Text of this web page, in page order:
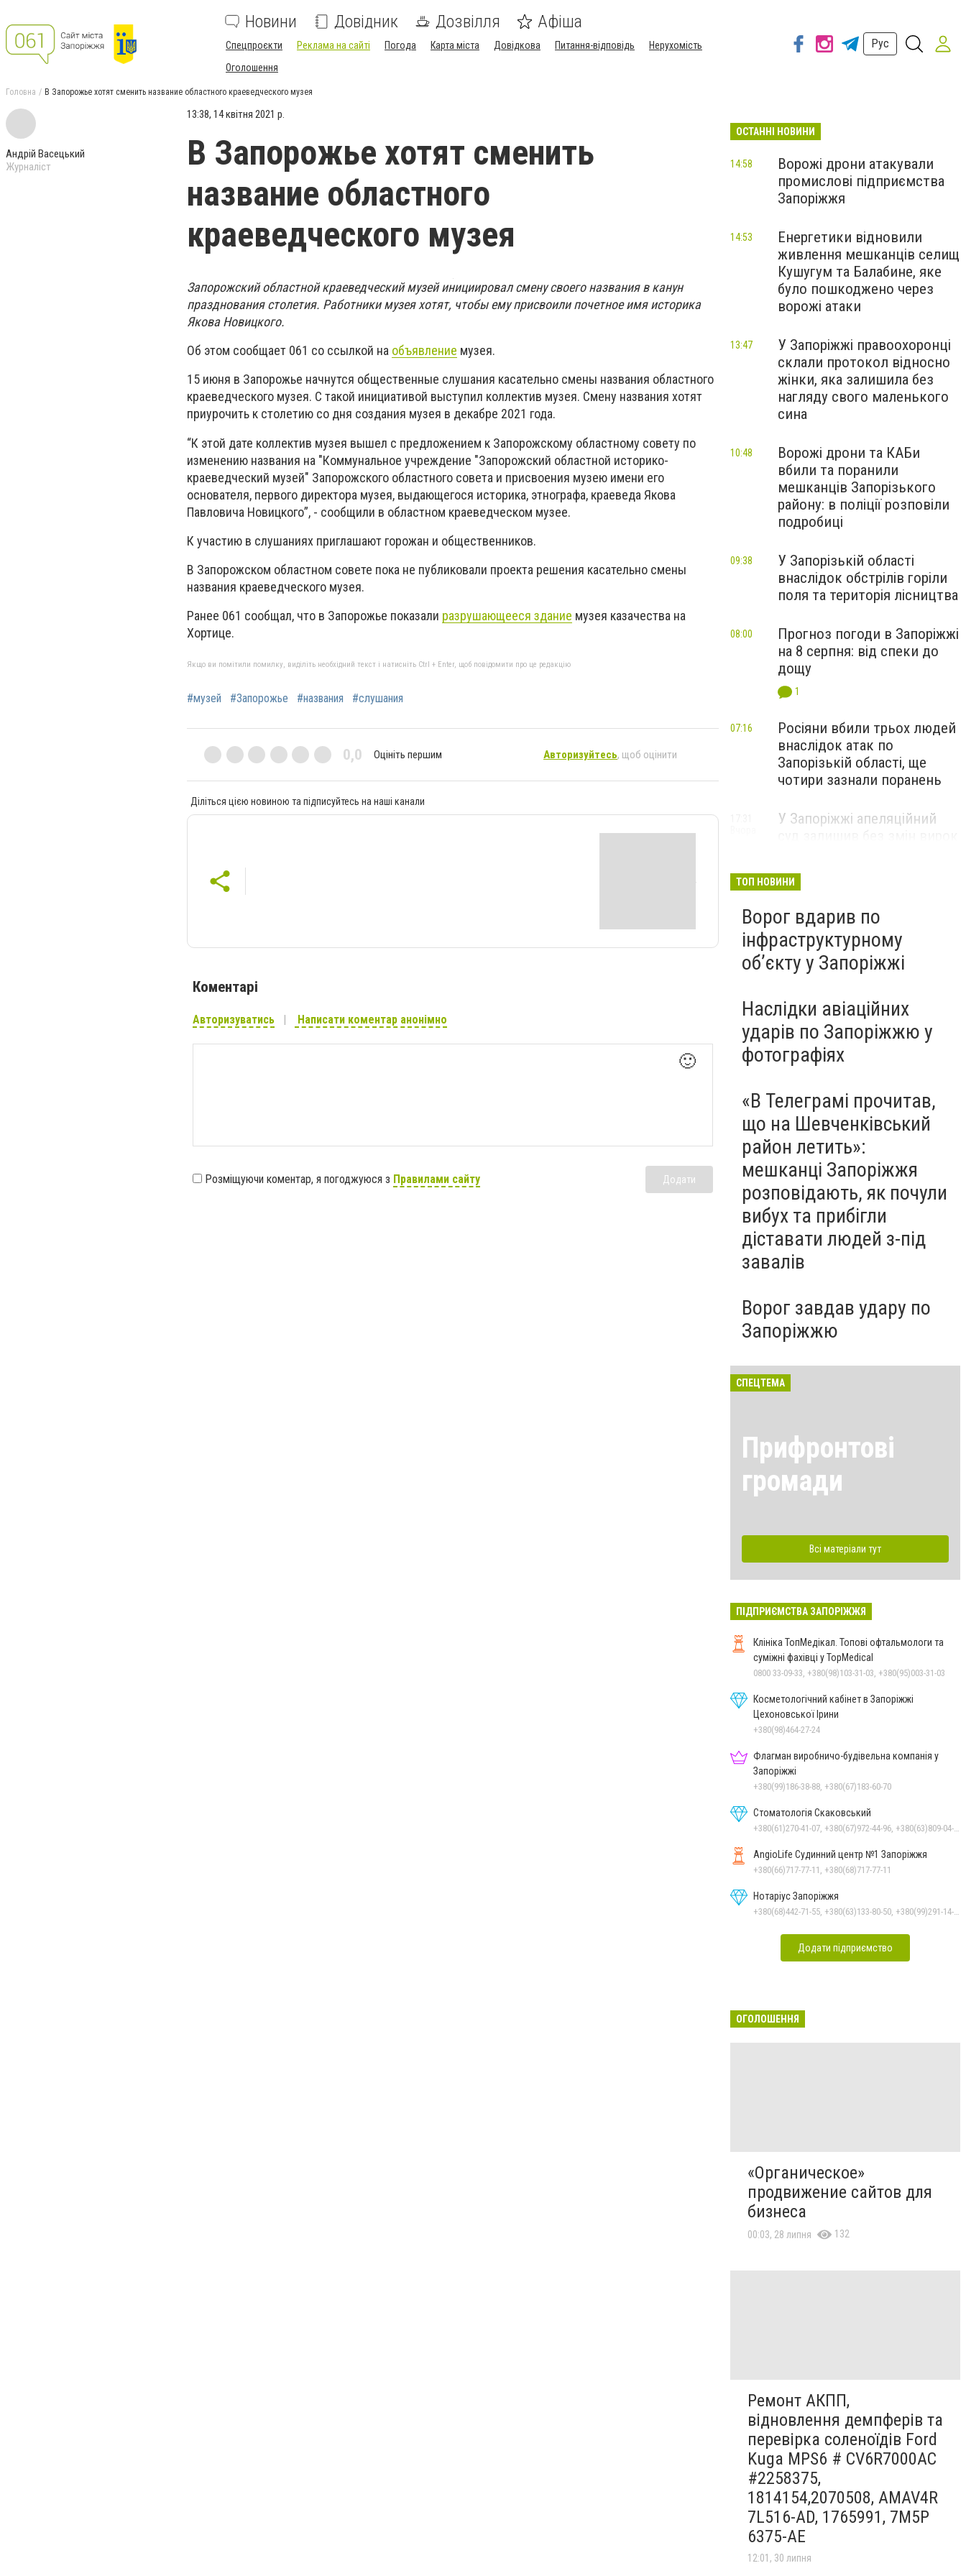
Новини Довідник Дозвілля Афіша
Спецпроєкти Реклама на сайті Погода Карта міста Довідкова Питання-відповідь
Нерухомість
Оголошення
Рус
Головна В Запорожье хотят сменить название областного краеведческого музея
Андрій Васецький
Журналіст
13:38, 14 квітня 2021 р.
В Запорожье хотят сменить
название областного
краеведческого музея
Запорожский областной краеведческий музей инициировал смену своего названия в канун
празднования столетия. Работники музея хотят, чтобы ему присвоили почетное имя историка
Якова Новицкого.
Об этом сообщает 061 со ссылкой на объявление музея.
15 июня в Запорожье начнутся общественные слушания касательно смены названия областного
краеведческого музея. С такой инициативой выступил коллектив музея. Смену названия хотят
приурочить к столетию со дня создания музея в декабре 2021 года.
“К этой дате коллектив музея вышел с предложением к Запорожскому областному совету по
изменению названия на "Коммунальное учреждение "Запорожский областной историко-
краеведческий музей" Запорожского областного совета и присвоения музею имени его
основателя, первого директора музея, выдающегося историка, этнографа, краеведа Якова
Павловича Новицкого”, - сообщили в областном краеведческом музее.
К участию в слушаниях приглашают горожан и общественников.
В Запорожском областном совете пока не публиковали проекта решения касательно смены
названия краеведческого музея.
Ранее 061 сообщал, что в Запорожье показали разрушающееся здание музея казачества на
Хортице.
Якщо ви помітили помилку, виділіть необхідний текст і натисніть Ctrl + Enter, щоб повідомити про це редакцію
#музей #Запорожье #названия #слушания
0,0 Оцініть першим Авторизуйтесь, щоб оцінити
Діліться цією новиною та підписуйтесь на наші канали
Коментарі
Авторизуватись Написати коментар анонімно
🙂
Розміщуючи коментар, я погоджуюся з Правилами сайту Додати
ОСТАННІ НОВИНИ
Ворожі дрони атакували
промислові підприємства
Запоріжжя
14:58
Енергетики відновили
живлення мешканців селищ
Кушугум та Балабине, яке
було пошкоджено через
ворожі атаки
14:53
У Запоріжжі правоохоронці
склали протокол відносно
жінки, яка залишила без
нагляду свого маленького
сина
13:47
Ворожі дрони та КАБи
вбили та поранили
мешканців Запорізького
району: в поліції розповіли
подробиці
10:48
У Запорізькій області
внаслідок обстрілів горіли
поля та територія лісництва
09:38
Прогноз погоди в Запоріжжі
на 8 серпня: від спеки до
дощу
1
08:00
Росіяни вбили трьох людей
внаслідок атак по
Запорізькій області, ще
чотири зазнали поранень
07:16
У Запоріжжі апеляційний
зґвалтування двох
малолітніх падчерок
ТОП НОВИНИ
Ворог вдарив по
інфраструктурному
обʼєкту у Запоріжжі
Наслідки авіаційних
ударів по Запоріжжю у
фотографіях
«В Телеграмі прочитав,
що на Шевченківський
район летить»:
мешканці Запоріжжя
розповідають, як почули
вибух та прибігли
діставати людей з-під
завалів
Ворог завдав удару по
Запоріжжю
СПЕЦТЕМА
Прифронтові
громади
Всі матеріали тут
ПІДПРИЄМСТВА ЗАПОРІЖЖЯ
Клініка ТопМедікал. Топові офтальмологи та
суміжні фахівці у TopMedical
0800 33-09-33, +380(98)103-31-03, +380(95)003-31-03
Косметологічний кабінет в Запоріжжі
Цехоновської Ірини
+380(98)464-27-24
Флагман виробничо-будівельна компанія у
Запоріжжі
+380(99)186-38-88, +380(67)183-60-70
Стоматологія Скаковський
AngioLife Судинний центр №1 Запоріжжя
+380(66)717-77-11, +380(68)717-77-11
Нотаріус Запоріжжя
Додати підприємство
ОГОЛОШЕННЯ
«Органическое»
продвижение сайтов для
бизнеса
00:03, 28 липня 132
Ремонт АКПП,
відновлення демпферів та
перевірка соленоїдів Ford
Kuga MPS6 # CV6R7000AC
#2258375,
1814154,2070508, AMAV4R
7L516-AD, 1765991, 7M5P
6375-AE
12:01, 30 липня